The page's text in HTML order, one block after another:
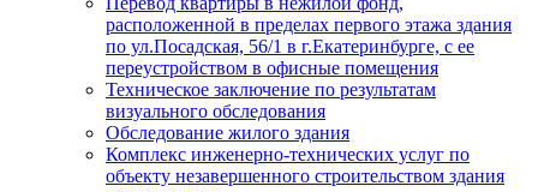
расположенной в пределах первого этажа здания
по ул.Посадская, 56/1 в г.Екатеринбурге, с ее
переустройством в офисные помещения
Техническое заключение по результатам
визуального обследования
Обследование жилого здания
Комплекс инженерно-технических услуг по
объекту незавершенного строительством здания